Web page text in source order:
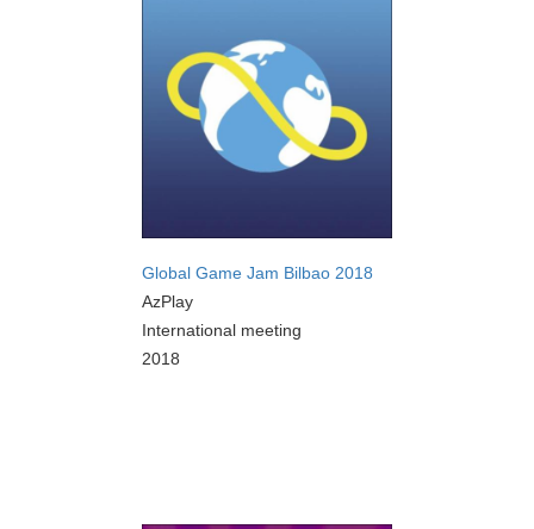
Global Game Jam Bilbao 2018
AzPlay
International meeting
2018